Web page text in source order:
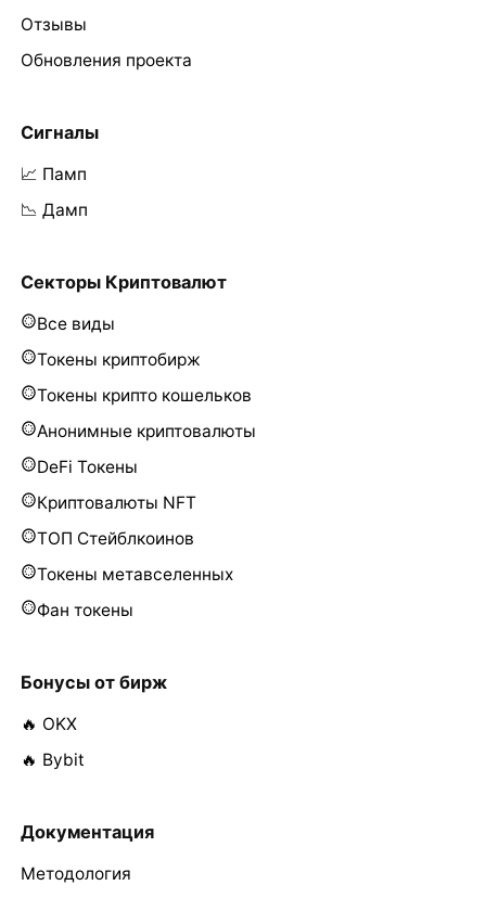
Отзывы
Обновления проекта
Сигналы
📈 Памп
📉 Дамп
Секторы Криптовалют
Все виды
Токены криптобирж
Токены крипто кошельков
Анонимные криптовалюты
DeFi Токены
Криптовалюты NFT
ТОП Стейблкоинов
Токены метавселенных
Фан токены
Бонусы от бирж
🔥 OKX
🔥 Bybit
Документация
Методология